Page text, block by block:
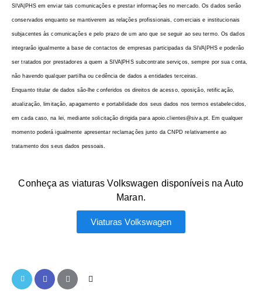
SIVA|PHS em enviar tais comunicações e prestar informações no mercado. Os dados serão
conservados enquanto se mantiverem as relações profissionais, comerciais e institucionais
subjacentes às comunicações e pelo prazo de um ano que se seguir ao seu termo. Os dados
integrarão igualmente a base de contactos de empresas participadas da SIVA|PHS e poderão
ser tratados por prestadores a quem a SIVA|PHS subcontrate serviços, sempre por sua conta,
não havendo qualquer partilha ou cedência de dados a entidades terceiras.
Enquanto titular de dados são-lhe conferidos os direitos de acesso, oposição, retificação,
atualização, limitação, apagamento e portabilidade dos seus dados nos termos estabelecidos,
em cada caso, na lei, mediante solicitação dirigida para apoio.clientes@siva.pt. Em qualquer
momento poderá igualmente apresentar reclamações junto da CNPD relativamente ao
tratamento dos seus dados pessoais.
Conheça as viaturas Volkswagen disponíveis na Auto
Maran.
Viaturas Volkswagen